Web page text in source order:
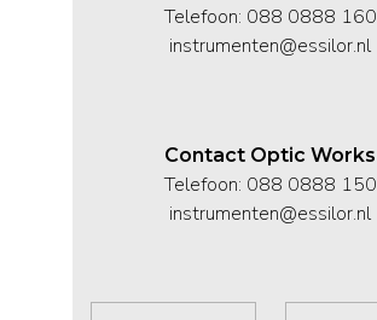
Telefoon: 088 0888 160
instrumenten@essilor.nl
Contact Optic Works
Telefoon: 088 0888 150
instrumenten@essilor.nl